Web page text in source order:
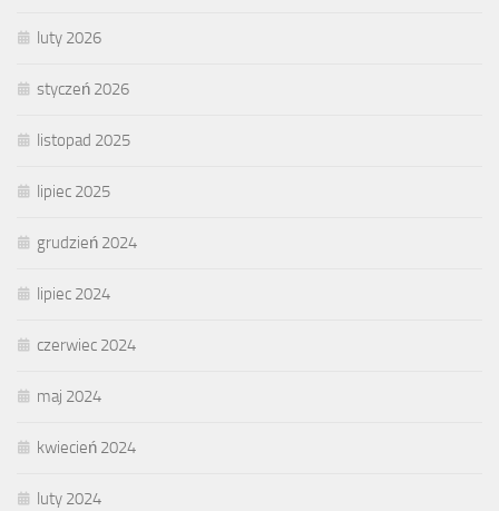
luty 2026
styczeń 2026
listopad 2025
lipiec 2025
grudzień 2024
lipiec 2024
czerwiec 2024
maj 2024
kwiecień 2024
luty 2024